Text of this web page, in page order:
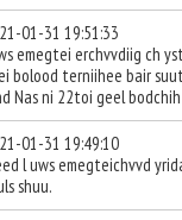
01-31 19:51:33
emegtei erchvvdiig ch
bolood terniihee bair
Nas ni 22toi geel bodchih
01-31 19:49:10
l uws emegteichvvd
shuu.